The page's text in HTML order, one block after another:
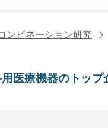
ンビネーション研究
医療機器のトップ